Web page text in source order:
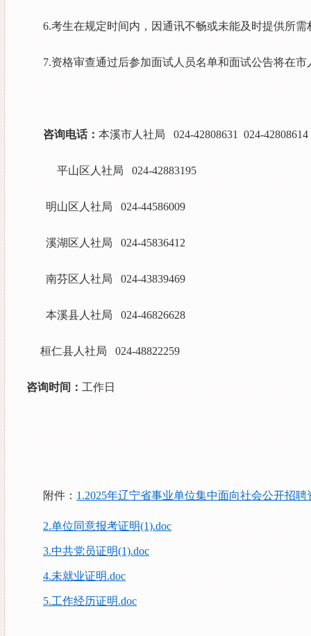
6.考生在规定时间内，因通讯不畅或未能及时提供所
7.资格审查通过后参加面试人员名单和面试公告将在
咨询电话： 本溪市人社局 024-42808631 024-42808614
平山区人社局 024-42883195
明山区人社局 024-44586009
溪湖区人社局 024-45836412
南芬区人社局 024-43839469
本溪县人社局 024-46826628
桓仁县人社局 024-48822259
咨询时间： 工作日
附件： 1.2025年辽宁省事业单位集中面向社会公开招
2.单位同意报考证明(1).doc
3.中共党员证明(1).doc
4.未就业证明.doc
5.工作经历证明.doc